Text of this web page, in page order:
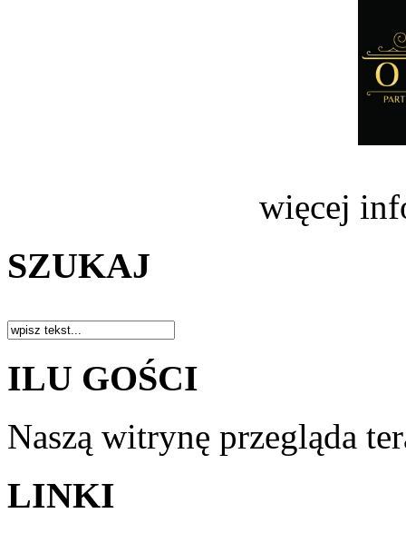
więcej
SZUKAJ
ILU GOŚCI
Naszą witrynę przegląda
LINKI